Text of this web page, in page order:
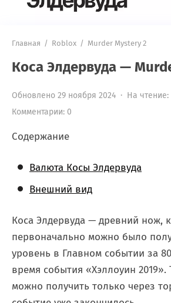
Главная / Roblox / Murder Mystery 2
Коса Элдервуда —
Обновлено 29 ноября 2024 · На чтение:
Комментарии: 0
Содержание
Валюта Косы Элдервуда
Внешний вид
Коса Элдервуда — древний нож,
первоначально можно было
уровень в Главном событии за
время события «Хэллоуин 2019».
можно получить только через